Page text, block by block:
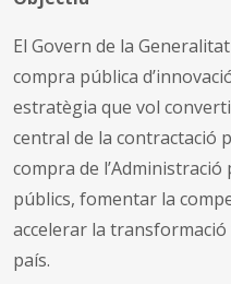
El Govern de la
compra pública
estratègia que vol
central de la contractació
compra de
públics, fomentar la
accelerar la
país.